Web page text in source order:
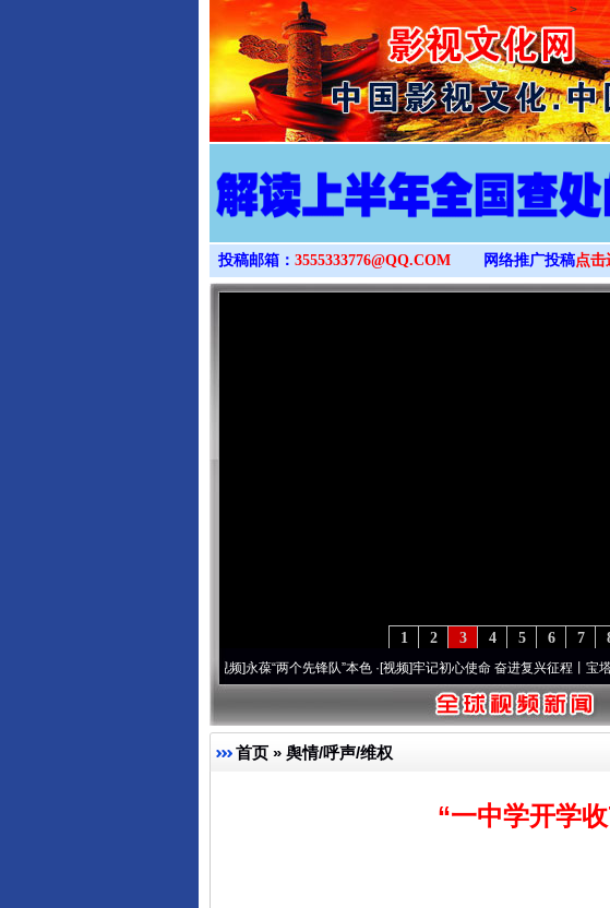
>
投稿邮箱： 3555333776@QQ.COM 网络推广投稿点击
7
6
5
4
3
2
1
永葆“两个先锋队”本色·[视频]牢记初心使命 奋进复兴征程丨宝塔山下好光
首页 » 舆情/呼声/维权
“一中学开学